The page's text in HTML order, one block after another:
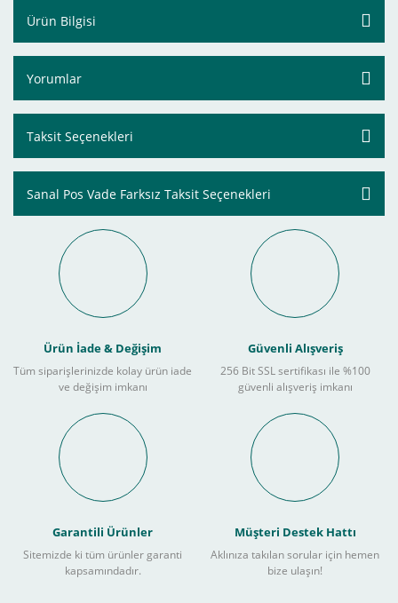
Ürün Bilgisi
Yorumlar
Taksit Seçenekleri
Sanal Pos Vade Farksız Taksit Seçenekleri
Ürün İade & Değişim
Tüm siparişlerinizde kolay ürün iade
ve değişim imkanı
Güvenli Alışveriş
256 Bit SSL sertifikası ile %100
güvenli alışveriş imkanı
Garantili Ürünler
Sitemizde ki tüm ürünler garanti
kapsamındadır.
Müşteri Destek Hattı
Aklınıza takılan sorular için hemen
bize ulaşın!